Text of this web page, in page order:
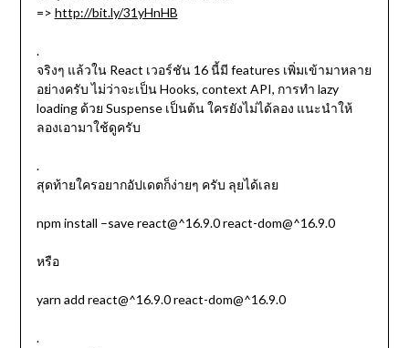
=> http://bit.ly/31yHnHB
.
จริงๆ แล้วใน React เวอร์ชัน 16 นี้มี features เพิ่มเข้ามาหลาย
อย่างครับ ไม่ว่าจะเป็น Hooks, context API, การทำ lazy
loading ด้วย Suspense เป็นต้น ใครยังไม่ได้ลอง แนะนำให้
ลองเอามาใช้ดูครับ
.
สุดท้ายใครอยากอัปเดตก็ง่ายๆ ครับ ลุยได้เลย
npm install –save react@^16.9.0 react-dom@^16.9.0
หรือ
yarn add react@^16.9.0 react-dom@^16.9.0
.